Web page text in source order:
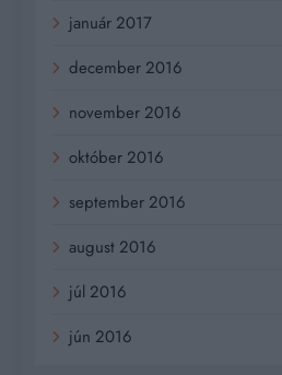
január 2017
december 2016
november 2016
október 2016
september 2016
august 2016
júl 2016
jún 2016